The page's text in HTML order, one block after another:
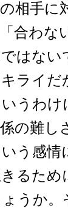
相手に
合わな
はない
ライだ
うわけ
の難し
う感情
るため
うか。